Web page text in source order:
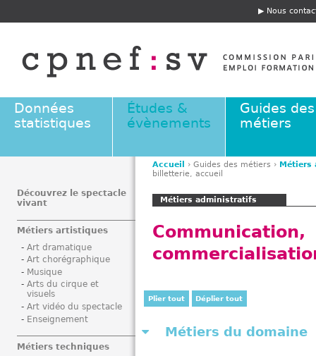
E
t
ê
e
Nous
Données
statistiques
Études &
évènements
Guides des
métiers
V
o
u
s
ê
t
i
Accueil › Guides des métiers ›
billetterie, accueil
Métiers administratifs
Plier tout Déplier tout
Métiers du domaine
Découvrez le spectacle
vivant
Métiers artistiques
Art dramatique
Art chorégraphique
Musique
Arts du cirque et
visuels
Art vidéo du spectacle
Enseignement
Métiers techniques